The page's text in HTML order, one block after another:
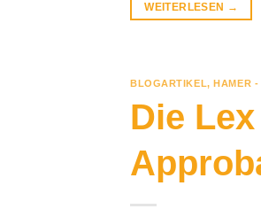
WEITERLESEN →
BLOGARTIKEL,HAMER -
Die